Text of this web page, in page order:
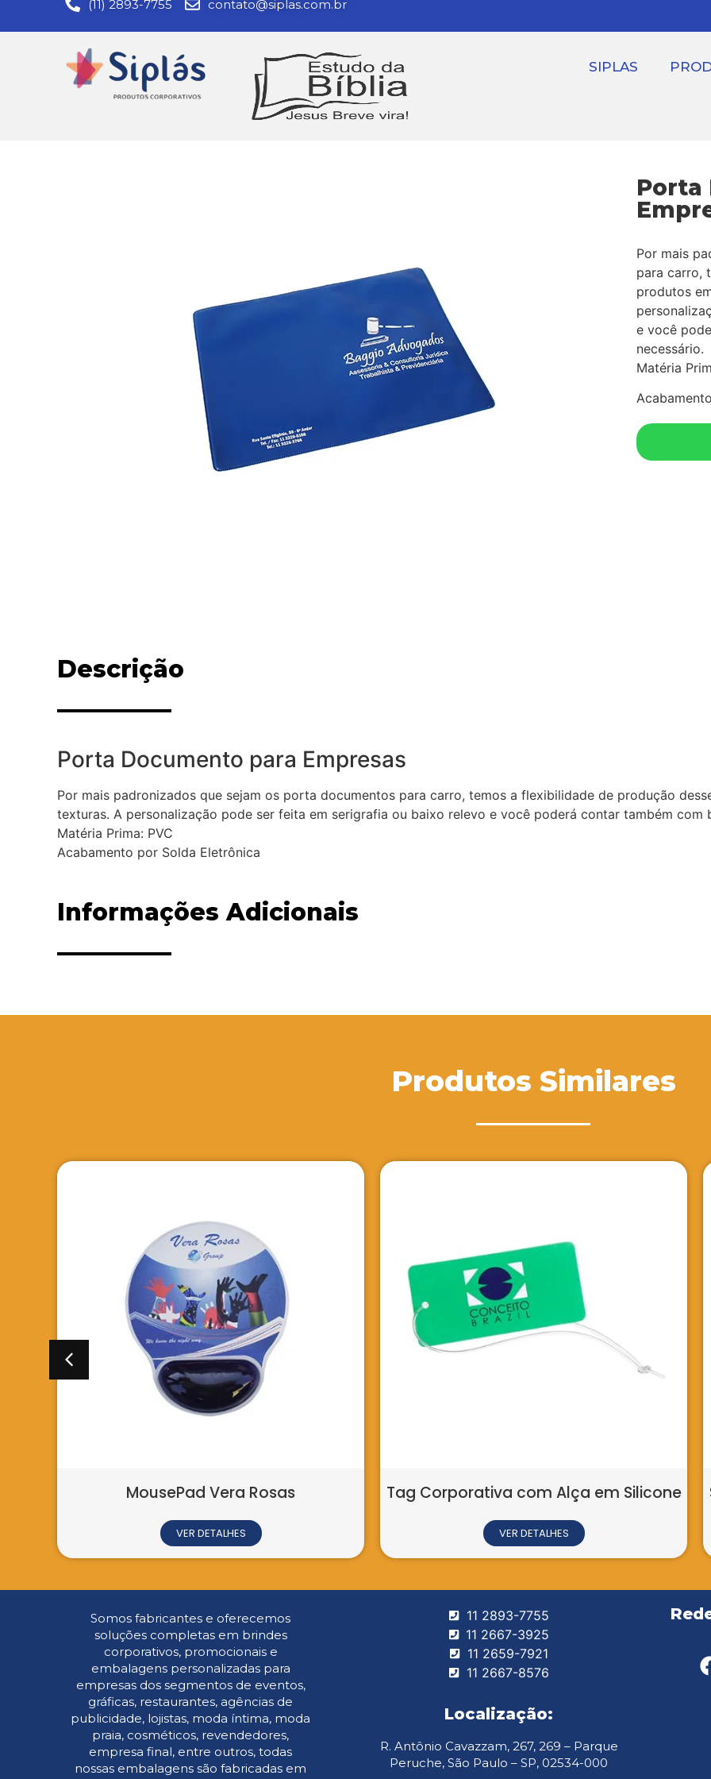
(11) 2893-7755 contato@siplas.com.br
SIPLAS
Porta
Por mais
para carro,
produtos
e você
necessário.
Matéria
Descrição
Porta Documento para Empresas
Por mais padronizados que sejam os porta documentos para carro, temos a flexibilidade de produção
texturas. A personalização pode ser feita em serigrafia ou baixo relevo e você poderá contar também com
Matéria Prima: PVC
Acabamento por Solda Eletrônica
Informações Adicionais
Produtos Similares
MousePad Vera Rosas Tag Corporativa com Alça em Silicone Sacola para
11 2893-7755
11 2667-3925
11 2659-7921
11 2667-8576
Localização:
R. Antônio Cavazzam, 267, 269 – Parque
Peruche, São Paulo – SP, 02534-000
Somos fabricantes e oferecemos
soluções completas em brindes
corporativos, promocionais e
embalagens personalizadas para
empresas dos segmentos de eventos,
gráficas, restaurantes, agências de
publicidade, lojistas, moda íntima, moda
praia, cosméticos, revendedores,
empresa final, entre outros, todas
nossas embalagens são fabricadas em